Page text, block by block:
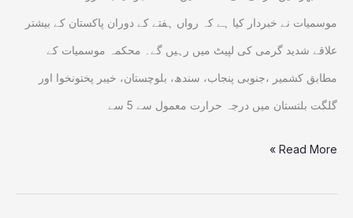
موسمیات نے خبردار کیا ہے کہ رواں ہفتے کے دوران پاکستان کے بیشتر
علاقے شدید گرمی کی لپیٹ میں رہیں گے۔ محکمہ موسمیات کے
مطابق کشمیر ،جنوبی پنجاب، سندھ، بلوچستان، خیبر پختونخوا اور
گلگت بلتستان میں درجہ حرارت معمول سے 5 سے
Read More »